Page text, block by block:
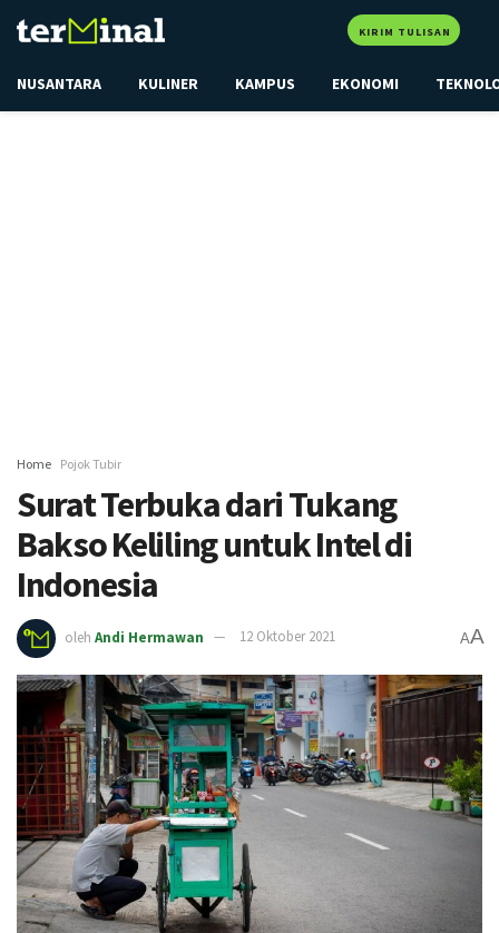
KIRIM TULISAN
NUSANTARA KULINER KAMPUS EKONOMI
Home Pojok Tubir
Surat Terbuka dari Tukang
Bakso Keliling untuk Intel di
Indonesia
oleh Andi Hermawan 12 Oktober 2021 AA